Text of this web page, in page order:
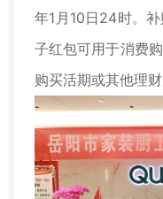
年1月10日24时。
子红包可用于消费
购买活期或其他理财